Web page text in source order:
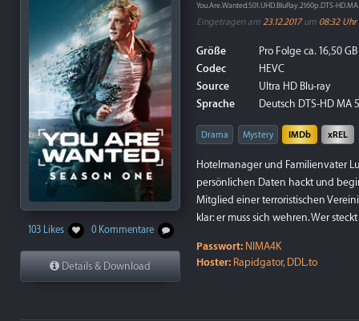
103 Likes 0 Kommentare
Details & Download
You.Are.Wanted.S01.UHD.BluRay.2160p.DTS-
Eingetragen am 23.12.2017um 08:32 Uhr
Größe
Pro Folge ca. 16,50 GB
Codec
HEVC
Source
Ultra HD Blu-ray
Sprache
Deutsch DTS-HD MA
Drama Mystery IMDb xREL
Hotelmanager und Familienvater
persönlichen Daten hackt und
Mitglied einer terroristischen
klar: er muss sich wehren. Wer
Passwort: NIMA4K
Hoster: Rapidgator, DDL.to